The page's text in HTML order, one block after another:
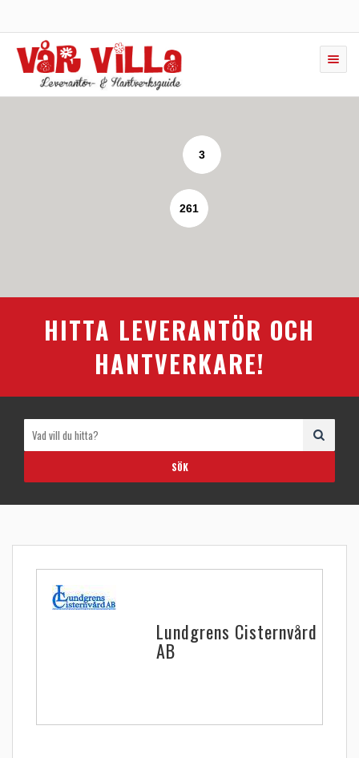
Toggle
261
3
HITTA LEVERANTÖR OCH
HANTVERKARE!
Lundgrens Cisternvård
AB